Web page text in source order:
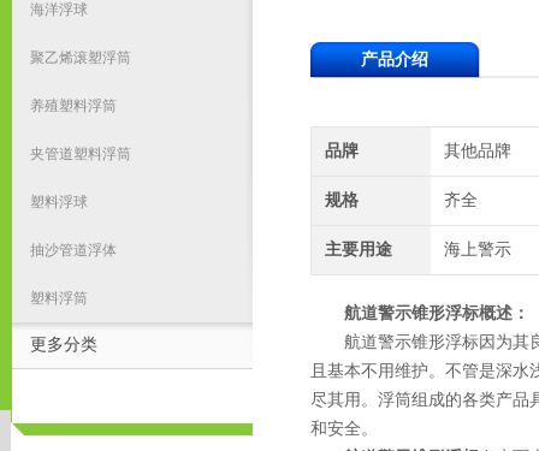
海洋浮球
聚乙烯滚塑浮筒
养殖塑料浮筒
夹管道塑料浮筒
塑料浮球
抽沙管道浮体
塑料浮筒
更多分类
产品介绍
品牌 其他品牌
规格 齐全
主要用途 海上警示
航道警示锥形浮标概述：
航道警示锥形浮标因为其良
且基本不用维护。不管是深
尽其用。浮筒组成的各类产品
和安全。